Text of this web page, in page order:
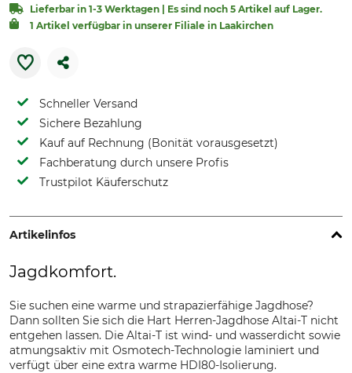
Lieferbar in 1-3 Werktagen | Es sind noch 5 Artikel auf Lager.
1 Artikel verfügbar in unserer Filiale in Laakirchen
Schneller Versand
Sichere Bezahlung
Kauf auf Rechnung (Bonität vorausgesetzt)
Fachberatung durch unsere Profis
Trustpilot Käuferschutz
Artikelinfos
Jagdkomfort.
Sie suchen eine warme und strapazierfähige Jagdhose?
Dann sollten Sie sich die Hart Herren-Jagdhose Altai-T nicht
entgehen lassen. Die Altai-T ist wind- und wasserdicht sowie
atmungsaktiv mit Osmotech-Technologie laminiert und
verfügt über eine extra warme HDI80-Isolierung.